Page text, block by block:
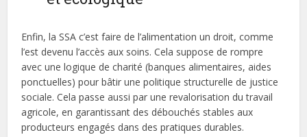
Enfin, la SSA c’est faire de l’alimentation un droit, comme
l’est devenu l’accès aux soins. Cela suppose de rompre
avec une logique de charité (banques alimentaires, aides
ponctuelles) pour bâtir une politique structurelle de justice
sociale. Cela passe aussi par une revalorisation du travail
agricole, en garantissant des débouchés stables aux
producteurs engagés dans des pratiques durables.